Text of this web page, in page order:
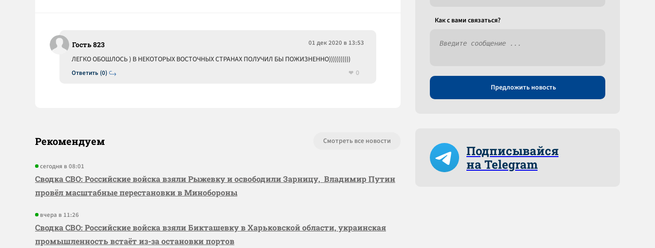
Гость 823 01 дек 2020 в 13:53
Ответить (0)
ЛЕГКО ОБОШЛОСЬ ) В НЕКОТОРЫХ ВОСТОЧНЫХ СТРАНАХ ПОЛУЧИЛ БЫ ПОЖИЗНЕННО)))))))))))
0
Рекомендуем Смотреть все новости
сегодня в 08:01
Сводка СВО: Российские войска взяли Рыжевку и освободили Зарницу, Владимир Путин
провёл масштабные перестановки в Минобороны
вчера в 11:26
Сводка СВО: Российские войска взяли Бикташевку в Харьковской области, украинская
промышленность встаёт из-за остановки портов
Как c вами связаться?
Предложить новость
Подписывайся
на Telegram